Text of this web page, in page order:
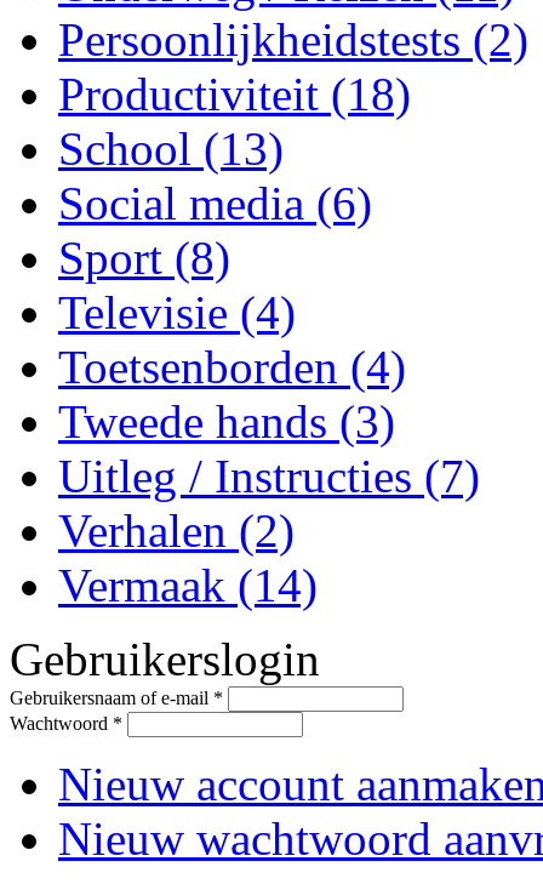
Persoonlijkheidstests (2)
Productiviteit (18)
School (13)
Social media (6)
Sport (8)
Televisie (4)
Toetsenborden (4)
Tweede hands (3)
Uitleg / Instructies (7)
Verhalen (2)
Vermaak (14)
Gebruikerslogin
Gebruikersnaam of e-mail *
Wachtwoord *
Nieuw account
Nieuw wachtwoord